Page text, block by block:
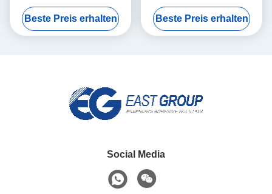
Schmelzkleber für
automatische
Banderoliermaschine
Beste Preis erhalten
Verpfändungspolyurethan-
PUR für Möbel
Beste Preis erhalten
Social Media